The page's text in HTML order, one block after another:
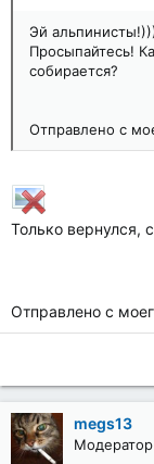
Эй
Просыпайтесь!
собирается?
Отправлено с
Только вернулся,
Отправлено с
megs13
Модератор